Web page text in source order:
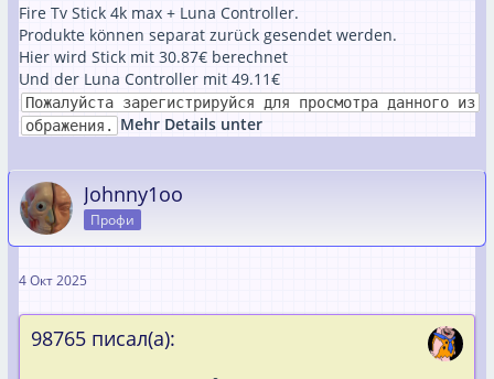
Fire Tv Stick 4k max + Luna Controller.
Produkte können separat zurück gesendet werden.
Hier wird Stick mit 30.87€ berechnet
Und der Luna Controller mit 49.11€
Пожалуйста зарегистрируйся для просмотра данного из
ображения.
Mehr Details unter
Johnny1oo
Профи
4 Окт 2025
98765 писал(а):